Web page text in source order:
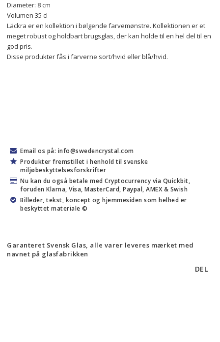
Diameter: 8 cm
Volumen 35 cl
Läckra er en kollektion i bølgende farvemønstre. Kollektionen er et
meget robust og holdbart brugsglas, der kan holde til en hel del til en
god pris.
Disse produkter fås i farverne sort/hvid eller blå/hvid.
Email os på: info@swedencrystal.com
Produkter fremstillet i henhold til svenske
miljøbeskyttelsesforskrifter
Nu kan du også betale med Cryptocurrency via Quickbit,
foruden Klarna, Visa, MasterCard, Paypal, AMEX & Swish
Billeder, tekst, koncept og hjemmesiden som helhed er
beskyttet materiale ©
Garanteret Svensk Glas, alle varer leveres mærket med
navnet på glasfabrikken
DEL